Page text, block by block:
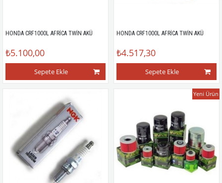
HONDA CRF1000L AFRİCA TWİN AKÜ
₺5.100,00
Sepete Ekle
HONDA CRF1000L AFRİCA TWİN AKÜ
₺4.517,30
Sepete Ekle
Yeni Ürün